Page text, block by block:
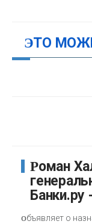
ЭТО
Роман Халанский назначен
Банки.ру
объявляет о